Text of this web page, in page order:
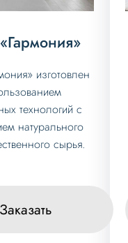
изготовлен
технологий с
натурального
сырья.
Заказать